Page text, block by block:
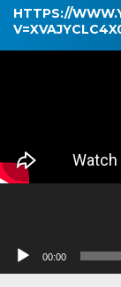
HTTPS://
Pemutar
00:00